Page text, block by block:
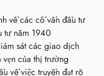
về các cố vấn đầu tư
tư năm 1940
sát các giao dịch
của thị trường
về việc truyền đạt rõ